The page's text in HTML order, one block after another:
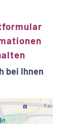
bei Ihnen